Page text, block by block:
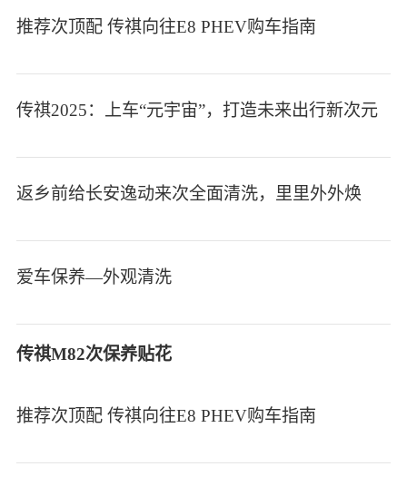
推荐次顶配 传祺向往E8 PHEV购车指南
传祺2025：上车“元宇宙”，打造未来出行新次元
返乡前给长安逸动来次全面清洗，里里外外焕
爱车保养—外观清洗
传祺M82次保养贴花
推荐次顶配 传祺向往E8 PHEV购车指南